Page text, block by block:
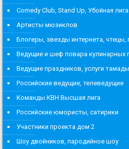
Comedy Club, Stand Up, Убойная лига
Артисты мюзиклов
Блогеры, звезды интернета, чтецы,
Ведущие и шеф повара кулинарных
Ведущие праздников, услуги тамады
Российские ведущие, телеведущие
Команды КВН Высшая лига
Российские юмористы, сатирики
Участники проекта дом 2
Шоу двойников, пародийное шоу